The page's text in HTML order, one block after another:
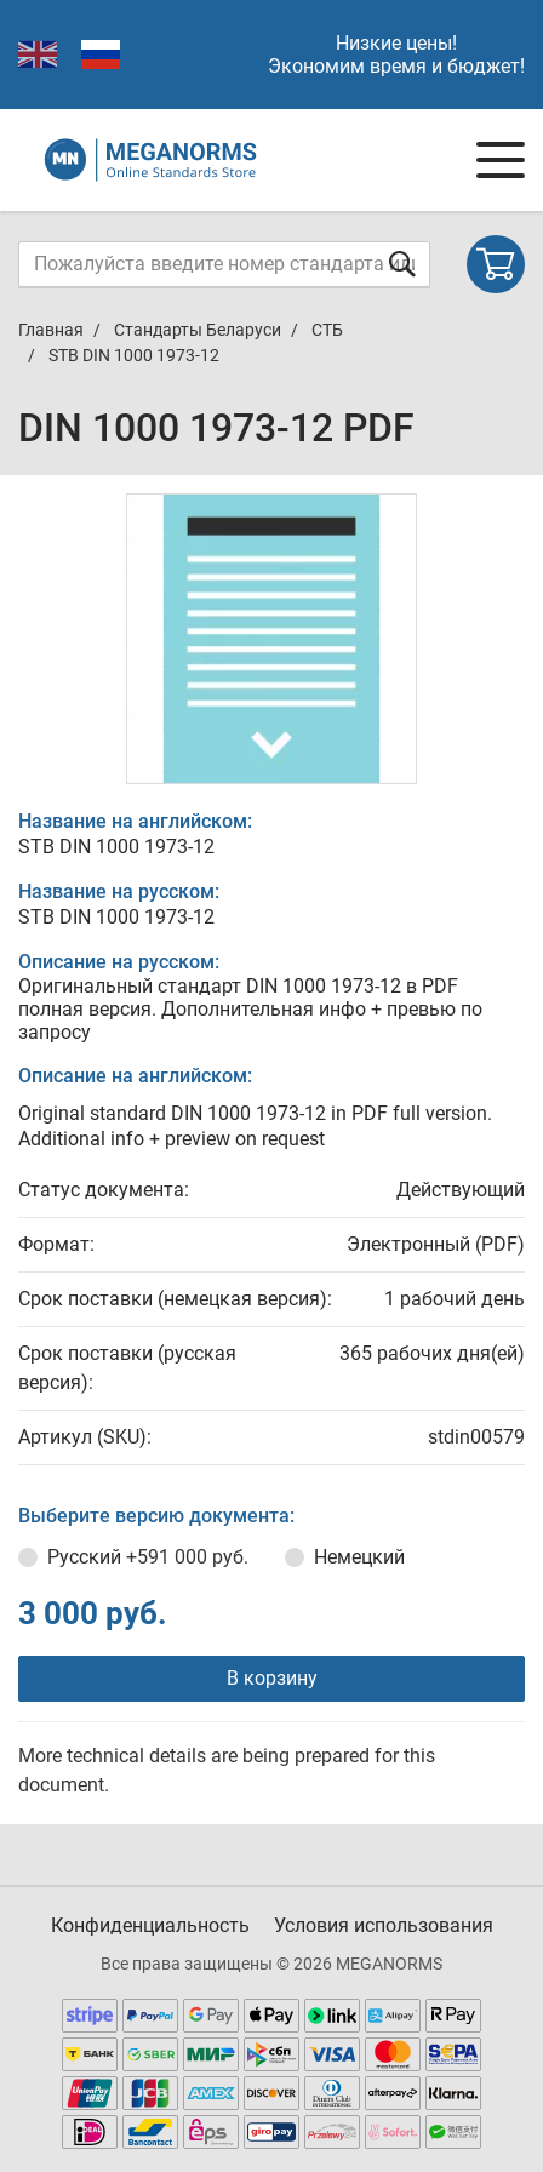
Низкие цены!
Экономим время и бюджет!
Главная Стандарты Беларуси
СТБ
STB DIN 1000 1973-12
DIN 1000 1973-12 PDF
Название на английском:
STB DIN 1000 1973-12
Название на русском:
STB DIN 1000 1973-12
Описание на русском:
Оригинальный стандарт DIN 1000 1973-12 в PDF
полная версия. Дополнительная инфо + превью по
запросу
Описание на английском:
Original standard DIN 1000 1973-12 in PDF full version.
Additional info + preview on request
Статус документа: Действующий
Формат: Электронный (PDF)
Срок поставки (немецкая версия): 1 рабочий день
Срок поставки (русская
версия):
365 рабочих дня(ей)
Артикул (SKU): stdin00579
Выберите версию документа:
Русский +591 000 руб. Немецкий
3 000 руб.
В корзину
More technical details are being prepared for this
document.
Конфиденциальность Условия использования
Все права защищены © 2026 MEGANORMS